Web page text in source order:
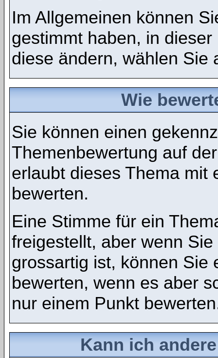
Im Allgemeinen können
gestimmt haben, in
diese ändern, wählen Sie
Wie
Sie können einen
Themenbewertung auf
erlaubt dieses Thema mit
bewerten.
Eine Stimme für ein
freigestellt, aber wenn
grossartig ist, können Sie
bewerten, wenn es aber
nur einem Punkt
Kann ich